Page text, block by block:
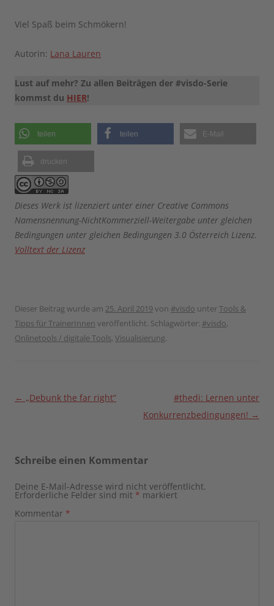
Viel Spaß beim Schmökern!
Autorin: Lana Lauren
Lust auf mehr? Zu allen Beiträgen der #visdo-Serie
kommst du HIER!
teilen teilen E-Mail
drucken
Dieses Werk ist lizenziert unter einer Creative Commons
Namensnennung-NichtKommerziell-Weitergabe unter gleichen
Bedingungen unter gleichen Bedingungen 3.0 Österreich Lizenz.
Volltext der Lizenz
Dieser Beitrag wurde am 25. April 2019von #visdo unterTools &
Tipps für TrainerInnen veröffentlicht. Schlagwörter: #visdo,
Onlinetools / digitale Tools, Visualisierung.
Beitragsnavigation
← „Debunk the far right“
#thedi: Lernen unter
Konkurrenzbedingungen! →
Schreibe einen Kommentar
Deine E-Mail-Adresse wird nicht veröffentlicht.
Erforderliche Felder sind mit * markiert
Kommentar *